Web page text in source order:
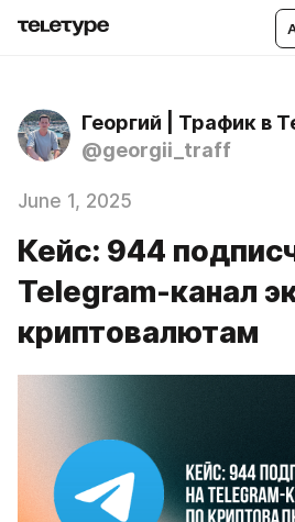
Георгий | Трафик в
@georgii_traff
June 1, 2025
Кейс: 944
Telegram-канал
криптовалютам